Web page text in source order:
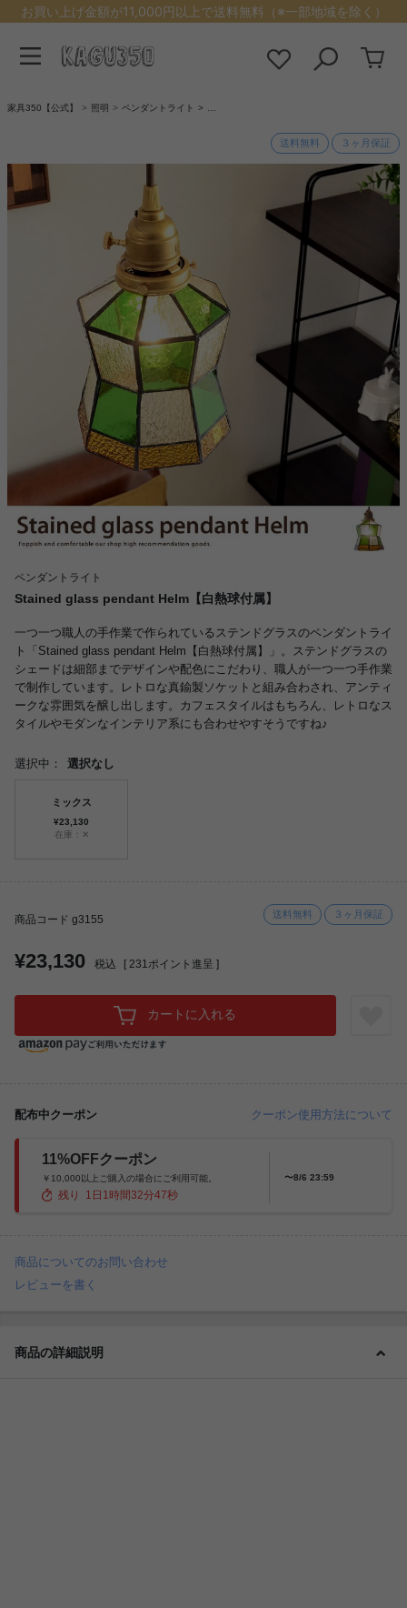
お買い上げ金額が11,000円以上で送料無料（※一部地域を除く）
家具350【公式】 照明 ペンダントライト
送料無料 ３ヶ月保証
ペンダントライト
Stained glass pendant Helm【白熱球付属】
一つ一つ職人の手作業で作られているステンドグラスのペンダントライ
ト「Stained glass pendant Helm【白熱球付属】」。ステンドグラスの
シェードは細部までデザインや配色にこだわり、職人が一つ一つ手作業
で制作しています。レトロな真鍮製ソケットと組み合わされ、アンティ
ークな雰囲気を醸し出します。カフェスタイルはもちろん、レトロなス
タイルやモダンなインテリア系にも合わせやすそうですね♪
選択中： 選択なし
ミックス
¥23,130
在庫：✕
商品コード g3155 送料無料 ３ヶ月保証
¥23,130 税込 [ 231 ポイント進呈 ]
カートに入れる
配布中クーポン クーポン使用方法について
11%OFFクーポン
￥10,000以上ご購入の場合にご利用可能。
残り 1 日 1 時間32分46秒
〜8/6 23:59
商品についてのお問い合わせ
レビューを書く
商品の詳細説明